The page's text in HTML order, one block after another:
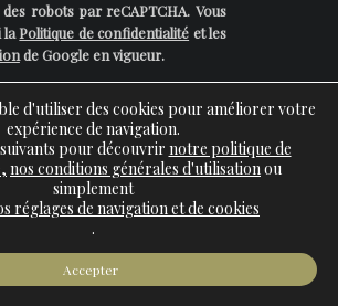
robots par reCAPTCHA. Vous
la Politique de confidentialité et les
de Google en vigueur.
d'utiliser des cookies pour améliorer votre
expérience de navigation.
pour découvrir notre politique de
nos conditions générales d'utilisationou
simplement
réglages de navigation et de cookies
.
Accepter